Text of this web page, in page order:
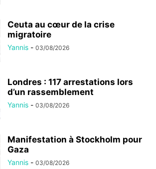
Ceuta au cœur de la crise
migratoire
Yannis - 03/08/2026
Londres : 117 arrestations lors
d’un rassemblement
Yannis - 03/08/2026
Manifestation à Stockholm pour
Gaza
Yannis - 03/08/2026